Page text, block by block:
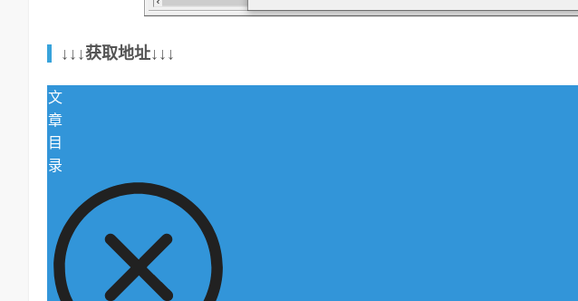
↓↓↓获取地址↓↓↓
文
章
目
录